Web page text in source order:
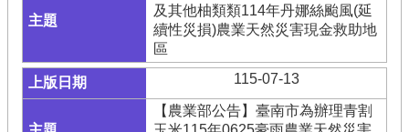
及其他柚類類114年丹娜絲颱風(延
續性災損)農業天然災害現金救助地
區
115-07-13
【農業部公告】臺南市為辦理青割